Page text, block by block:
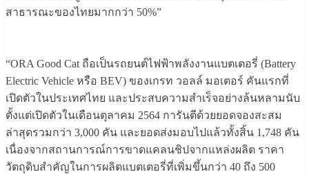
สาธารณะของไทยมากกว่า 50%”
“ORA Good Cat ถือเป็นรถยนต์ไฟฟ้าพลังงานแบตเตอรี่ (Battery
Electric Vehicle หรือ BEV) ของเกรท วอลล์ มอเตอร์ คันแรกที่
เปิดตัวในประเทศไทย และประสบความสำเร็จอย่างล้นหลามนับ
ตั้งแต่เปิดตัวในเดือนตุลาคม 2564 การันตีด้วยยอดจองสะสม
ล่าสุดรวมกว่า 3,000 คัน และยอดส่งมอบไปแล้วทั้งสิ้น 1,748 คัน
เนื่องจากสถานการณ์การขาดแคลนชิปจากแหล่งผลิต ราคา
วัตถุดิบสำคัญในการผลิตแบตเตอรี่ที่เพิ่มขึ้นกว่า 40 ถึง 500